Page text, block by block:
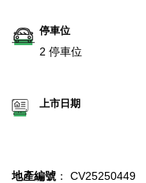
停車位
2 停車位
上市日期
地產編號 ： CV25250449